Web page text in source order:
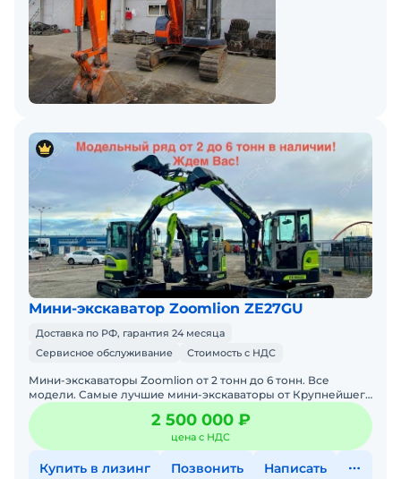
Мини-экскаватор Zoomlion ZE27GU
Доставка по РФ, гарантия 24 месяца
Сервисное обслуживание
Стоимость с НДС
Мини-экскаваторы Zoomlion от 2 тонн до 6 тонн. Все
модели. Самые лучшие мини-экскаваторы от Крупнейшего
производителя ZOOMLION из Китая, в наличии со складов в
2 500 000 ₽
цена с НДС
Купить в лизинг Позвонить Написать